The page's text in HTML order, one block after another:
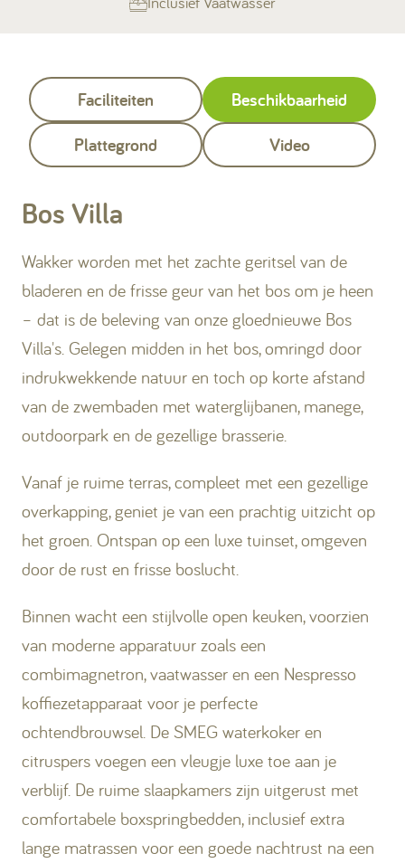
Faciliteiten
Beschikbaarheid
Plattegrond
Video
Bos Villa
Wakker worden met het zachte geritsel van de
bladeren en de frisse geur van het bos om je heen
– dat is de beleving van onze gloednieuwe Bos
Villa's. Gelegen midden in het bos, omringd door
indrukwekkende natuur en toch op korte afstand
van de zwembaden met waterglijbanen, manege,
outdoorpark en de gezellige brasserie.
Vanaf je ruime terras, compleet met een gezellige
overkapping, geniet je van een prachtig uitzicht op
het groen. Ontspan op een luxe tuinset, omgeven
door de rust en frisse boslucht.
Binnen wacht een stijlvolle open keuken, voorzien
van moderne apparatuur zoals een
combimagnetron, vaatwasser en een Nespresso
koffiezetapparaat voor je perfecte
ochtendbrouwsel. De SMEG waterkoker en
citruspers voegen een vleugje luxe toe aan je
verblijf. De ruime slaapkamers zijn uitgerust met
comfortabele boxspringbedden, inclusief extra
lange matrassen voor een goede nachtrust na een